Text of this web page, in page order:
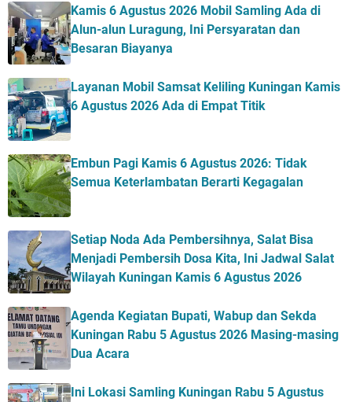
Kamis 6 Agustus 2026 Mobil Samling Ada di
Alun-alun Luragung, Ini Persyaratan dan
Besaran Biayanya
Layanan Mobil Samsat Keliling Kuningan Kamis
6 Agustus 2026 Ada di Empat Titik
Embun Pagi Kamis 6 Agustus 2026: Tidak
Semua Keterlambatan Berarti Kegagalan
Setiap Noda Ada Pembersihnya, Salat Bisa
Menjadi Pembersih Dosa Kita, Ini Jadwal Salat
Wilayah Kuningan Kamis 6 Agustus 2026
Agenda Kegiatan Bupati, Wabup dan Sekda
Kuningan Rabu 5 Agustus 2026 Masing-masing
Dua Acara
Ini Lokasi Samling Kuningan Rabu 5 Agustus